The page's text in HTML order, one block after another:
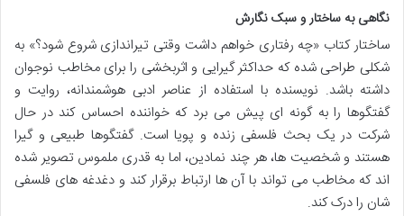
نگاهی به ساختار و سبک نگارش
ساختار کتاب «چه رفتاری خواهم داشت وقتی تیراندازی شروع شود؟» به
شکلی طراحی شده که حداکثر گیرایی و اثربخشی را برای مخاطب نوجوان
داشته باشد. نویسنده با استفاده از عناصر ادبی هوشمندانه، روایت و
گفتگوها را به گونه ای پیش می برد که خواننده احساس کند در حال
شرکت در یک بحث فلسفی زنده و پویا است. گفتگوها طبیعی و گیرا
هستند و شخصیت ها، هر چند نمادین، اما به قدری ملموس تصویر شده
اند که مخاطب می تواند با آن ها ارتباط برقرار کند و دغدغه های فلسفی
شان را درک کند.